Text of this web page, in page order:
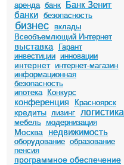
аренда банк
Банк Зенит
банки безопасность
бизнес
вклады
Всеобъемлющий Интернет
выставка
Гарант
инвестиции инновации
интернет интернет-магазин
информационная
безопасность
ипотека
Конкурс
конференция Красноярск
кредиты лизинг логистика
мебель модернизация
Москва недвижимость
оборудование образование
пенсия
программное обеспечение